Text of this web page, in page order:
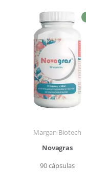
Margan Biotech
Novagras
90 cápsulas